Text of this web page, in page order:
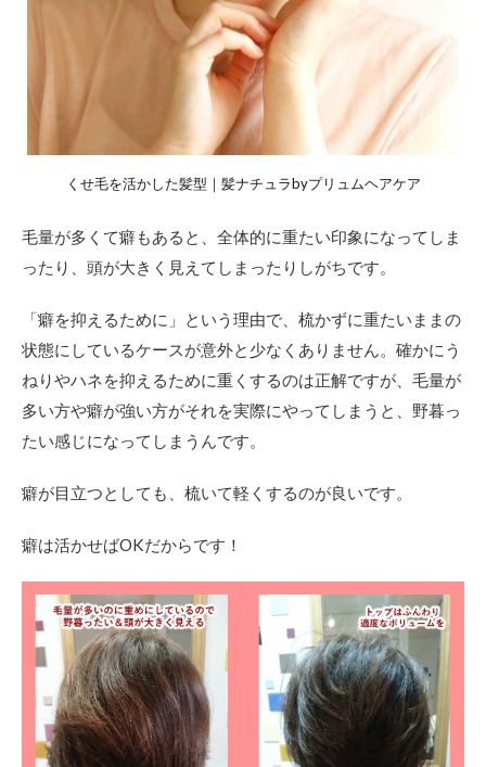
くせ毛を活かした髪型｜髪ナチュラbyプリュムヘアケア
毛量が多くて癖もあると、全体的に重たい印象になってしま
ったり、頭が大きく見えてしまったりしがちです。
「癖を抑えるために」という理由で、梳かずに重たいままの
状態にしているケースが意外と少なくありません。確かにう
ねりやハネを抑えるために重くするのは正解ですが、毛量が
多い方や癖が強い方がそれを実際にやってしまうと、野暮っ
たい感じになってしまうんです。
癖が目立つとしても、梳いて軽くするのが良いです。
癖は活かせばOKだからです！